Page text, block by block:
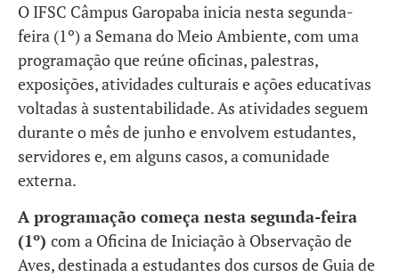
O IFSC Câmpus Garopaba inicia nesta segunda-
feira (1º) a Semana do Meio Ambiente, com uma
programação que reúne oficinas, palestras,
exposições, atividades culturais e ações educativas
voltadas à sustentabilidade. As atividades seguem
durante o mês de junho e envolvem estudantes,
servidores e, em alguns casos, a comunidade
externa.
A programação começa nesta segunda-feira
(1º) com a Oficina de Iniciação à Observação de
Aves, destinada a estudantes dos cursos de Guia de